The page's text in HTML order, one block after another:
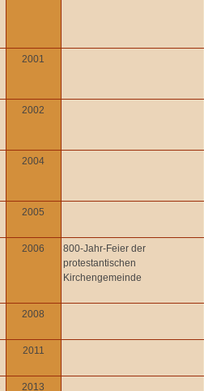
2001
2002
2004
2005
2006
800-Jahr-Feier der
protestantischen
Kirchengemeinde
2008
2011
2013